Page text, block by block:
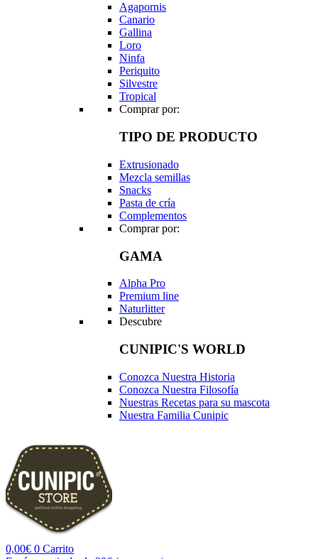
Agapornis
Canario
Gallina
Loro
Ninfa
Periquito
Silvestre
Tropical
Comprar por:
TIPO DE PRODUCTO
Extrusionado
Mezcla semillas
Snacks
Pasta de cría
Complementos
Comprar por:
GAMA
Alpha Pro
Premium line
Naturlitter
Descubre
CUNIPIC'S WORLD
Conozca Nuestra Historia
Conozca Nuestra Filosofía
Nuestras Recetas para su mascota
Nuestra Familia Cunipic
0,00€ 0 Carrito